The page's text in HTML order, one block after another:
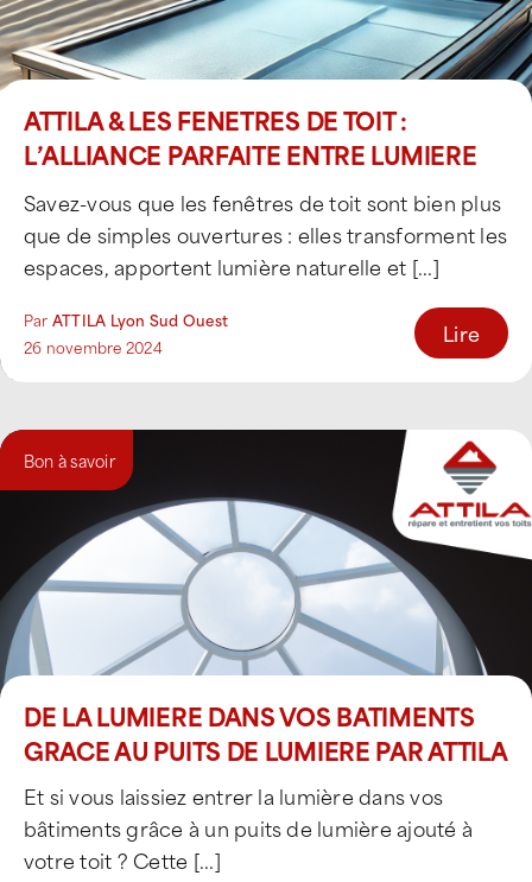
ATTILA & LES FENETRES DE TOIT :
L’ALLIANCE PARFAITE ENTRE LUMIERE
ET BIEN-ETRE
Savez-vous que les fenêtres de toit sont bien plus
que de simples ouvertures : elles transforment les
espaces, apportent lumière naturelle et [...]
Par ATTILA Lyon Sud Ouest
26 novembre 2024
Lire
Bon à savoir
DE LA LUMIERE DANS VOS BATIMENTS
GRACE AU PUITS DE LUMIERE PAR ATTILA
Et si vous laissiez entrer la lumière dans vos
bâtiments grâce à un puits de lumière ajouté à
votre toit ? Cette [...]